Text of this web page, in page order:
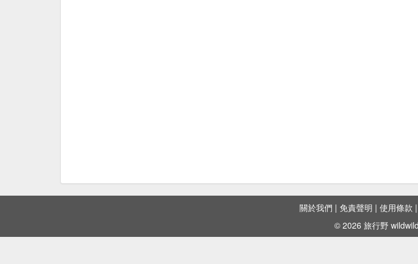
關於我們 | 免責聲明 | 使用條款 |
© 2026 旅行野